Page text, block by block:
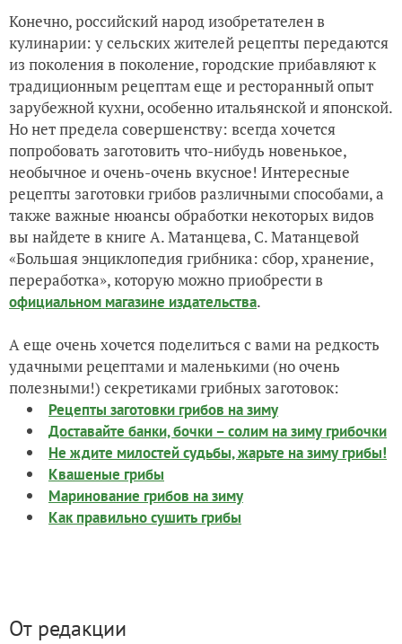
Конечно, российский народ изобретателен в
кулинарии: у сельских жителей рецепты передаются
из поколения в поколение, городские прибавляют к
традиционным рецептам еще и ресторанный опыт
зарубежной кухни, особенно итальянской и японской.
Но нет предела совершенству: всегда хочется
попробовать заготовить что-нибудь новенькое,
необычное и очень-очень вкусное! Интересные
рецепты заготовки грибов различными способами, а
также важные нюансы обработки некоторых видов
вы найдете в книге А. Матанцева, С. Матанцевой
«Большая энциклопедия грибника: сбор, хранение,
переработка», которую можно приобрести в
официальном магазине издательства.
А еще очень хочется поделиться с вами на редкость
удачными рецептами и маленькими (но очень
полезными!) секретиками грибных заготовок:
Рецепты заготовки грибов на зиму
Доставайте банки, бочки – солим на зиму грибочки
Не ждите милостей судьбы, жарьте на зиму грибы!
Квашеные грибы
Маринование грибов на зиму
Как правильно сушить грибы
От редакции